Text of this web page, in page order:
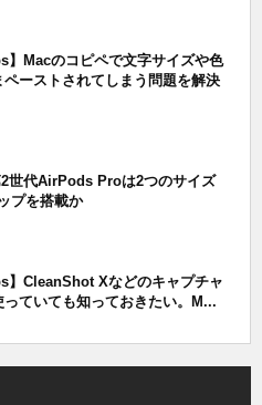
】Macのコピペで文字サイズや色
ペーストされてしまう問題を解決
世代AirPods Proは2つのサイズ
プを搭載か
】CleanShot Xなどのキャプチャ
っていても知っておきたい。M...